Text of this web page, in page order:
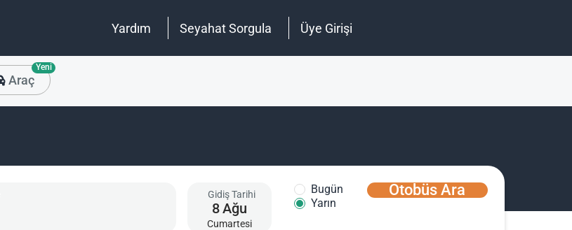
Yardım Seyahat Sorgula Üye Girişi
Araç
Yeni
Gidiş Tarihi
8Ağu
Cumartesi
Bugün
Yarın
Otobüs Ara